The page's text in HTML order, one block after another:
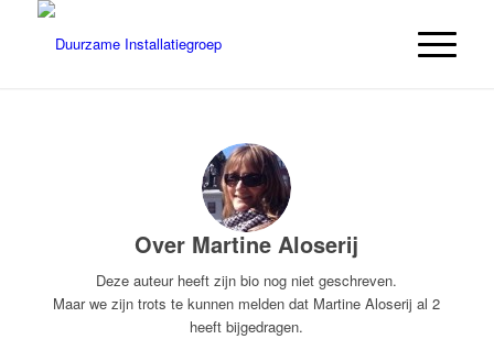
Over Martine Aloserij
Deze auteur heeft zijn bio nog niet geschreven.
Maar we zijn trots te kunnen melden dat Martine Aloserij al 2
heeft bijgedragen.